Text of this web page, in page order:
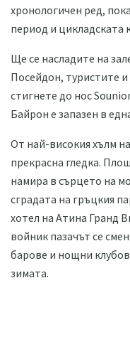
хронологичен ред,
период и цикладската
Ще се насладите на
Посейдон, туристите
стигнете до нос
Байрон е запазен в
От най-високия хълм
прекрасна гледка.
намира в сърцето на
сградата на гръцкия
хотел на Атина Гранд
войник пазачът се
барове и нощни
зимата.